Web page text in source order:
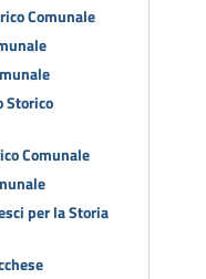
Comunale
Storico
Comunale
per la Storia